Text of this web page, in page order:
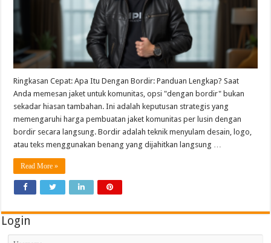
Ringkasan Cepat: Apa Itu Dengan Bordir: Panduan Lengkap? Saat
Anda memesan jaket untuk komunitas, opsi "dengan bordir" bukan
sekadar hiasan tambahan. Ini adalah keputusan strategis yang
memengaruhi harga pembuatan jaket komunitas per lusin dengan
bordir secara langsung. Bordir adalah teknik menyulam desain, logo,
atau teks menggunakan benang yang dijahitkan langsung …
Read More »
Login